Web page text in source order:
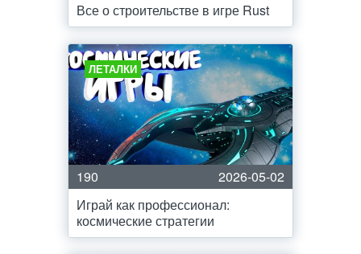
Все о строительстве в игре Rust
ЛЕТАЛКИ
190
2026-05-02
Играй как профессионал:
космические стратегии